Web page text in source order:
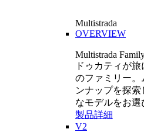
Multistrada
OVERVIEW
Multistrada
ドゥカティが
のファミリー。
ンナップを探
なモデルをお選
製品詳細
V2